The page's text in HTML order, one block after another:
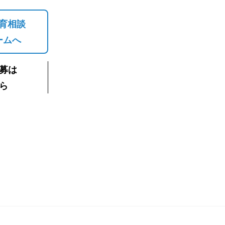
相談
ムへ
は